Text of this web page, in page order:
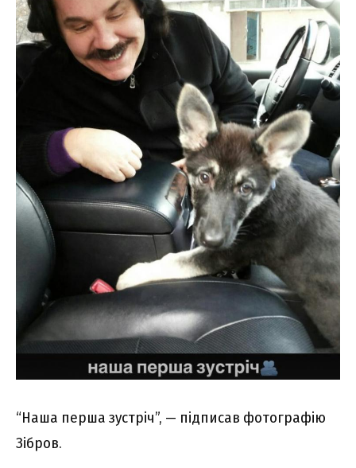
“Наша перша зустріч”, — підписав фотографію
Зібров.